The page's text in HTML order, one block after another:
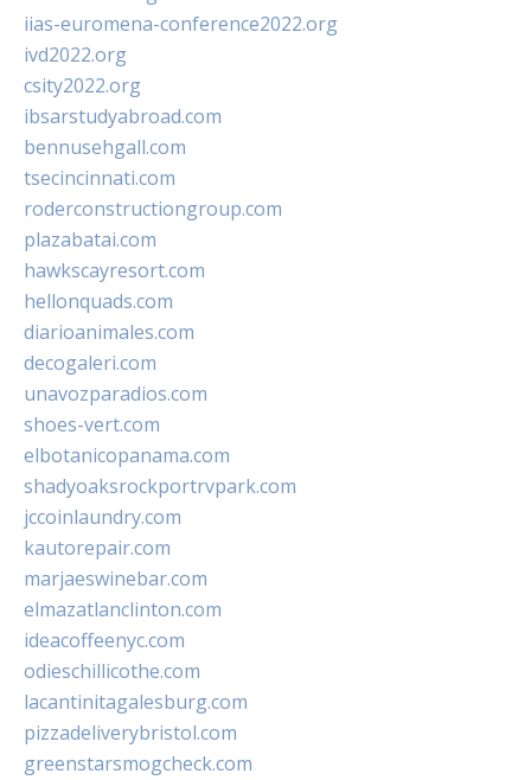
iias-euromena-conference2022.org
ivd2022.org
csity2022.org
ibsarstudyabroad.com
bennusehgall.com
tsecincinnati.com
roderconstructiongroup.com
plazabatai.com
hawkscayresort.com
hellonquads.com
diarioanimales.com
decogaleri.com
unavozparadios.com
shoes-vert.com
elbotanicopanama.com
shadyoaksrockportrvpark.com
jccoinlaundry.com
kautorepair.com
marjaeswinebar.com
elmazatlanclinton.com
ideacoffeenyc.com
odieschillicothe.com
lacantinitagalesburg.com
pizzadeliverybristol.com
greenstarsmogcheck.com